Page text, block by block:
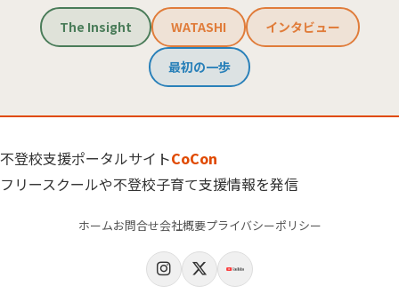
The Insight WATASHI インタビュー
最初の一歩
不登校支援ポータルサイトCoCon
フリースクールや不登校子育て支援情報を発信
ホームお問合せ会社概要プライバシーポリシー